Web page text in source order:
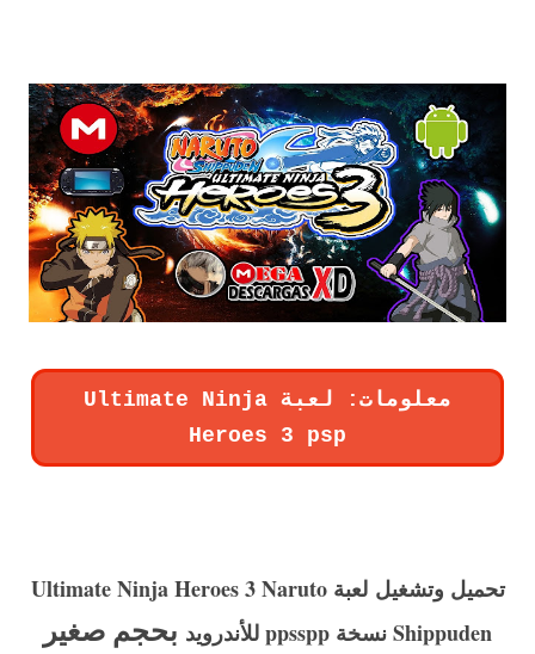
معلومات: لعبة Ultimate Ninja
Heroes 3 psp
تحميل وتشغيل لعبة Ultimate Ninja Heroes 3 Naruto
Shippudenنسخة ppsspp ل لأندروید بحجم صغير